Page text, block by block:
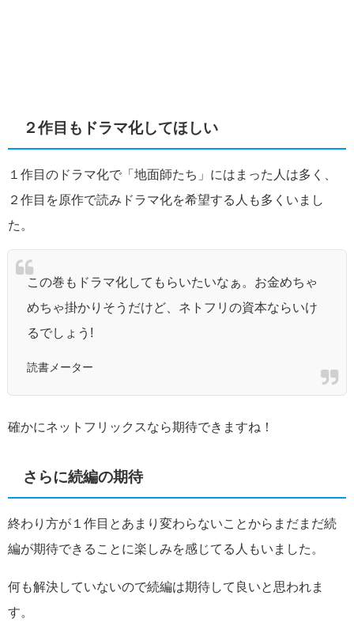
２作目もドラマ化してほしい
１作目のドラマ化で「地面師たち」にはまった人は多く、
２作目を原作で読みドラマ化を希望する人も多くいまし
た。
この巻もドラマ化してもらいたいなぁ。お金めちゃ
めちゃ掛かりそうだけど、ネトフリの資本ならいけ
るでしょう!
読書メーター
確かにネットフリックスなら期待できますね！
さらに続編の期待
終わり方が１作目とあまり変わらないことからまだまだ続
編が期待できることに楽しみを感じてる人もいました。
何も解決していないので続編は期待して良いと思われま
す。